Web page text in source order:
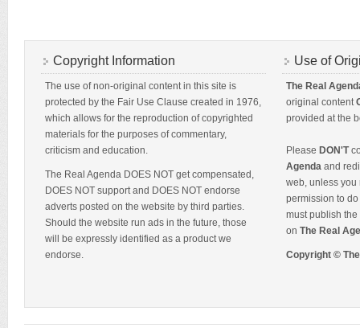
Copyright Information
The use of non-original content in this site is
protected by the Fair Use Clause created in 1976,
which allows for the reproduction of copyrighted
materials for the purposes of commentary,
criticism and education.
The Real Agenda DOES NOT get compensated,
DOES NOT support and DOES NOT endorse
adverts posted on the website by third parties.
Should the website run ads in the future, those
will be expressly identified as a product we
endorse.
Use of
The Real
original content
provided at the
Please DON'T
Agenda and
web, unless you
permission to
must publish
on The Real
Copyright ©